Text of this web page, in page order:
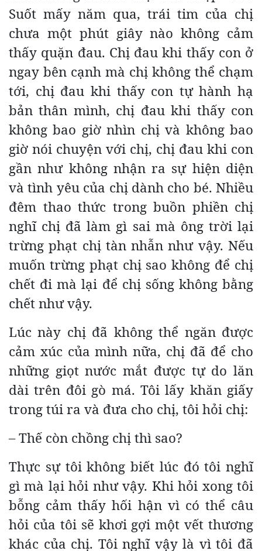
Suốt mấy năm qua, trái tim của chị
chưa một phút giây nào không cảm
thấy quặn đau. Chị đau khi thấy con ở
ngay bên cạnh mà chị không thể chạm
tới, chị đau khi thấy con tự hành hạ
bản thân mình, chị đau khi thấy con
không bao giờ nhìn chị và không bao
giờ nói chuyện với chị, chị đau khi con
gần như không nhận ra sự hiện diện
và tình yêu của chị dành cho bé. Nhiều
đêm thao thức trong buồn phiền chị
nghĩ chị đã làm gì sai mà ông trời lại
trừng phạt chị tàn nhẫn như vậy. Nếu
muốn trừng phạt chị sao không để chị
chết đi mà lại để chị sống không bằng
chết như vậy.
Lúc này chị đã không thể ngăn được
cảm xúc của mình nữa, chị đã để cho
những giọt nước mắt được tự do lăn
dài trên đôi gò má. Tôi lấy khăn giấy
trong túi ra và đưa cho chị, tôi hỏi chị:
– Thế còn chồng chị thì sao?
Thực sự tôi không biết lúc đó tôi nghĩ
gì mà lại hỏi như vậy. Khi hỏi xong tôi
bỗng cảm thấy hối hận vì có thể câu
hỏi của tôi sẽ khơi gợi một vết thương
khác của chị. Tôi nghĩ vậy là vì tôi đã